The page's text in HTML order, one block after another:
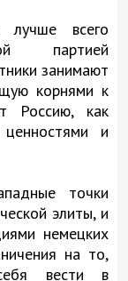
лучше всего
партией
занимают
корнями к
Россию, как
и
точки
элиты, и
немецких
на то,
вести в